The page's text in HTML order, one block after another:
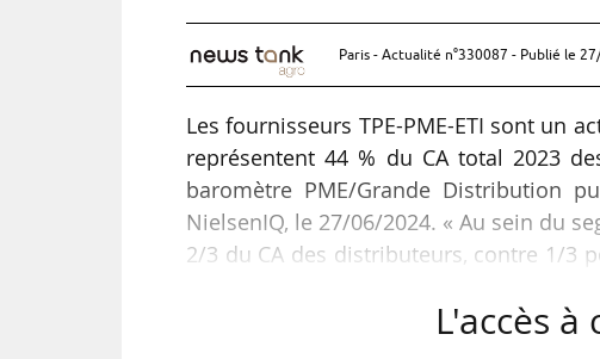
Paris - Actualité n°330087 - Publié le
Les fournisseurs TPE-PME-ETI sont un
représentent 44 % du CA total 2023
baromètre PME/Grande Distribution
NielsenIQ, le 27/06/2024. « Au sein du
2/3 du CA des distributeurs, contre 1/3
L'accès